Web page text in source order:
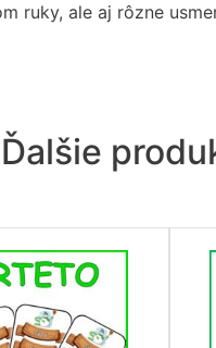
ruky, ale aj rôzne
Ďalšie